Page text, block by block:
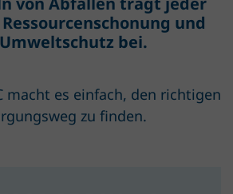
und
bei.
macht es einfach, den richtigen
zu finden.